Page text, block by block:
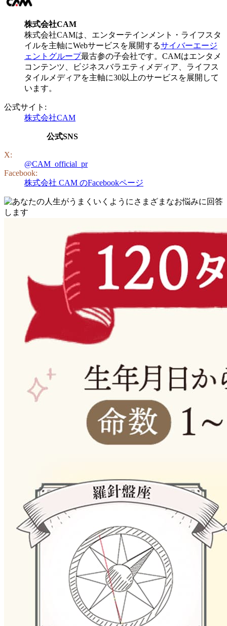
株式会社CAM
株式会社CAMは、エンターテインメント・ライフスタ
イルを主軸にWebサービスを展開するサイバーエージ
ェントグループ最古参の子会社です。CAMはエンタメ
コンテンツ、ビジネスバラエティメディア、ライフス
タイルメディアを主軸に30以上のサービスを展開して
います。
公式サイト:
株式会社CAM
公式SNS
X:
@CAM_official_pr
Facebook:
株式会社 CAM のFacebookページ